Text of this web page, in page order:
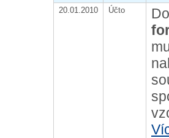
20.01.2010 Účto